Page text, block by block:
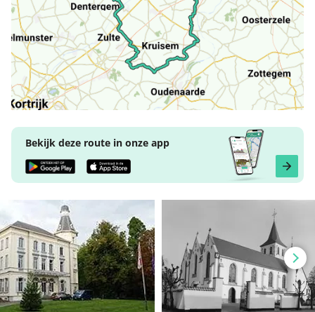
Bekijk deze route in onze app